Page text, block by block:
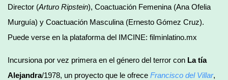
Director (Arturo Ripstein), Coactuación Femenina (Ana Ofelia
Murguía) y Coactuación Masculina (Ernesto Gómez Cruz).
Puede verse en la plataforma del IMCINE: filminlatino.mx
Incursiona por vez primera en el género del terror con La tía
Alejandra/1978, un proyecto que le ofrece Francisco del Villar,